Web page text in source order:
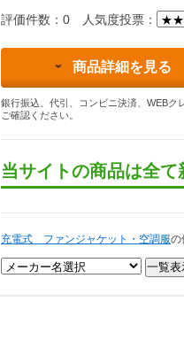
評価件数：0 人気度投票：
商品詳細を見る
銀行振込、代引、コンビニ決済、WEBク
ご確認ください。
当サイトの商品は全て
充電式 ファンジャケット・空調服の